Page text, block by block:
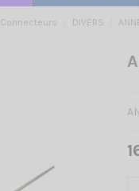
Connecteurs DIVERS